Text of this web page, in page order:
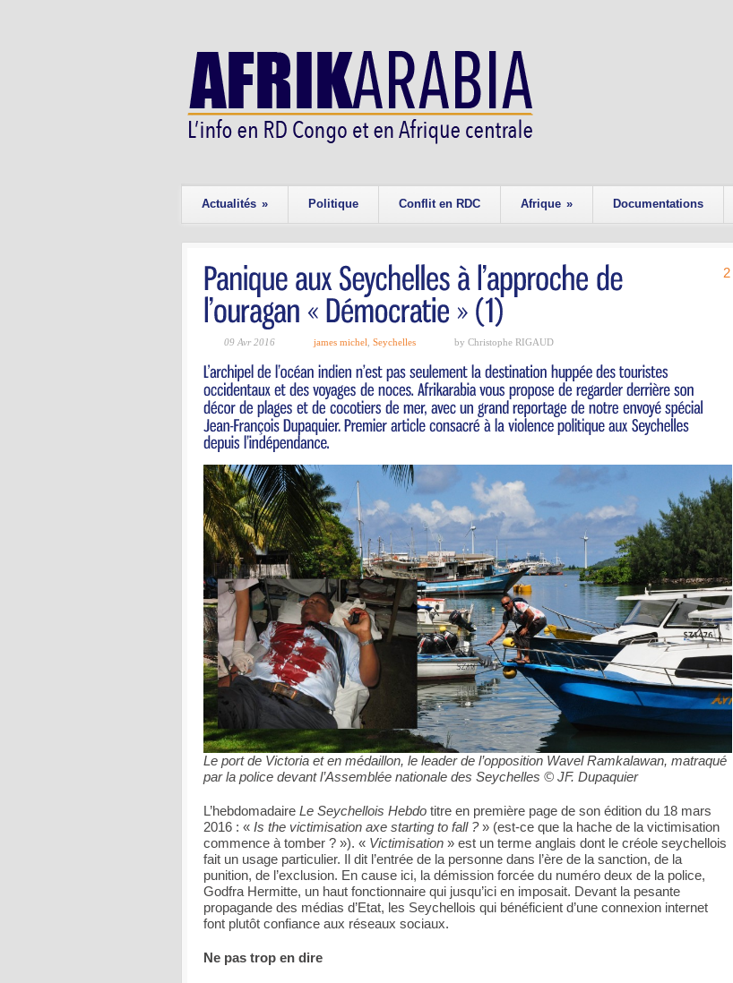
Actualités » Politique Conflit en RDC Afrique » Documentations
2
09 Avr 2016 james michel Seychelles by Christophe RIGAUD
Le port de Victoria et en médaillon, le leader de l’opposition Wavel Ramkalawan, matraqué
par la police devant l’Assemblée nationale des Seychelles © JF. Dupaquier
L’hebdomadaire Le Seychellois Hebdo titre en première page de son édition du 18 mars
2016 : « Is the victimisation axe starting to fall ?» (est-ce que la hache de la victimisation
commence à tomber ? »). « Victimisation » est un terme anglais dont le créole seychellois
fait un usage particulier. Il dit l’entrée de la personne dans l’ère de la sanction, de la
punition, de l’exclusion. En cause ici, la démission forcée du numéro deux de la police,
Godfra Hermitte, un haut fonctionnaire qui jusqu’ici en imposait. Devant la pesante
propagande des médias d’Etat, les Seychellois qui bénéficient d’une connexion internet
font plutôt confiance aux réseaux sociaux.
Ne pas trop en dire